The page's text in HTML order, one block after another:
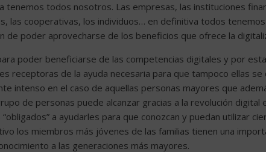
tenemos todos nosotros. Las empresas, las instituciones
las cooperativas, los individuos… en definitiva todos
de poder aprovecharse de los beneficios que ofrece la
poder beneficiarse de las competencias digitales y por
receptoras de la ayuda necesaria para que tampoco ellas se
intenso en el caso de aquellas personas mayores que
de personas puede alcanzar gracias a la revolución digital
a ayudarles para que conozcan y puedan utilizar
los miembros más jóvenes de las familias tienen una
a las generaciones más mayores.